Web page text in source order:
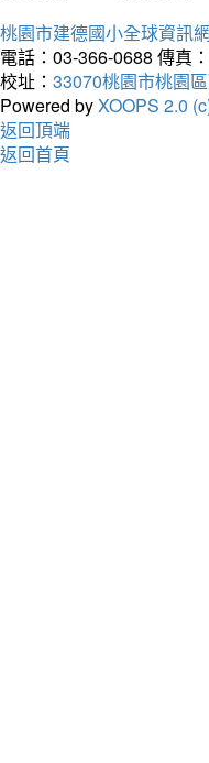
桃園市建德國小全球資訊網
電話：03-366-0688 傳真
校址： 33070桃園市桃園
Powered byXOOPS 2.0
返回頂端
返回首頁